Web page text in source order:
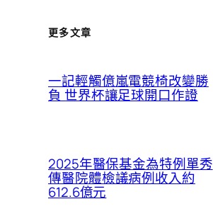
更多文章
一記輕觸億嵐電競椅改變勝
負 世界杯讓足球開口作證
2025年醫保基金為特例單秀
傳醫院體檢議病例收入約
612.6億元